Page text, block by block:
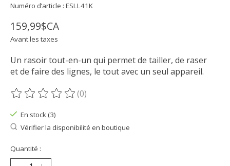
Numéro d’article : ESLL41K
159,99$CA
Avant les taxes
Un rasoir tout-en-un qui permet de tailler, de raser
et de faire des lignes, le tout avec un seul appareil.
Ce produit est évalué à
(0)
En stock (3)
Vérifier la disponibilité en boutique
Quantité :